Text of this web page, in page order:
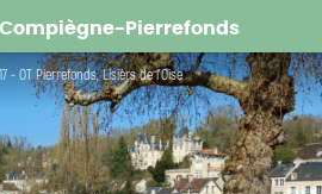
Pierrefonds
- OT Pierrefonds, Lisièrs de l'Oise